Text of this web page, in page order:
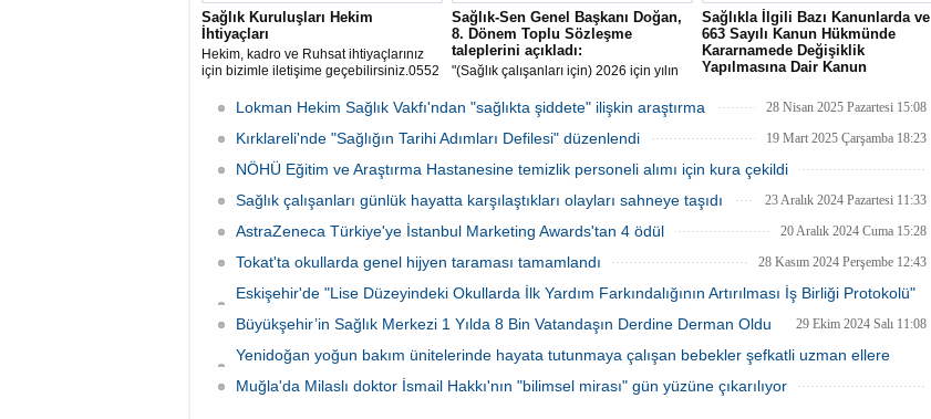
Sağlık Kuruluşları Hekim
İhtiyaçları
Hekim, kadro ve Ruhsat ihtiyaçlarınız
için bizimle iletişime geçebilirsiniz.0552
Sağlık-Sen Genel Başkanı Doğan,
8. Dönem Toplu Sözleşme
taleplerini açıkladı:
"(Sağlık çalışanları için) 2026 için yılın
seyyanen zam, bunun yanı sıra yüzde
10 refah payı ve yüzde 25 oransal zam
yapılmalıdır"
Sağlıkla İlgili Bazı Kanunlarda ve
663 Sayılı Kanun Hükmünde
Kararnamede Değişiklik
Yapılmasına Dair Kanun
Sayılı Kanun Hükmünde Kararnamede
Temmuz 2025 Tarihli ve 32965 Sayılı
Lokman Hekim Sağlık Vakfı'ndan "sağlıkta şiddete" ilişkin araştırma 28 Nisan 2025 Pazartesi 15:08
Kırklareli'nde "Sağlığın Tarihi Adımları Defilesi" düzenlendi 19 Mart 2025 Çarşamba 18:23
NÖHÜ Eğitim ve Araştırma Hastanesine temizlik personeli alımı için kura çekildi
19 Mart 2025 Çarşamba 16:13
Sağlık çalışanları günlük hayatta karşılaştıkları olayları sahneye taşıdı 23 Aralık 2024 Pazartesi 11:33
AstraZeneca Türkiye'ye İstanbul Marketing Awards'tan 4 ödül 20 Aralık 2024 Cuma 15:28
Tokat'ta okullarda genel hijyen taraması tamamlandı 28 Kasım 2024 Perşembe 12:43
Eskişehir'de "Lise Düzeyindeki Okullarda İlk Yardım Farkındalığının Artırılması İş Birliği Protokolü"
imzalandı
Büyükşehir’in Sağlık Merkezi 1 Yılda 8 Bin Vatandaşın Derdine Derman Oldu 29 Ekim 2024 Salı 11:08
Yenidoğan yoğun bakım ünitelerinde hayata tutunmaya çalışan bebekler şefkatli uzman ellere
emanet
Muğla'da Milaslı doktor İsmail Hakkı'nın "bilimsel mirası" gün yüzüne çıkarılıyor